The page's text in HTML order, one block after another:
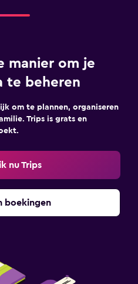
manier om je
te beheren
om te plannen, organiseren
Trips is grats en
nu Trips
boekingen